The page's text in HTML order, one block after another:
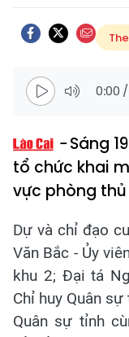
0:00 /
Sáng
tổ chức khai
vực phòng
Dự và chỉ đạo
Văn Bắc - Ủy
khu 2; Đại tá
Chỉ huy Quân
Quân sự tỉnh